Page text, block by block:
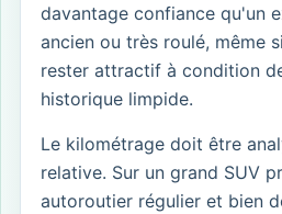
davantage confiance qu'un
ancien ou très roulé, même
rester attractif à condition
historique limpide.
Le kilométrage doit être
relative. Sur un grand SUV
autoroutier régulier et bien